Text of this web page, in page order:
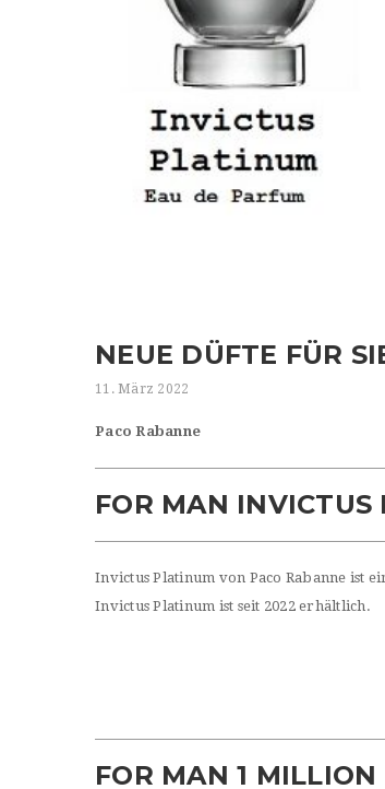
NEUE DÜFTE FÜR
11. März 2022
Paco Rabanne
FOR MAN
Invictus Platinum von Paco Rabanne ist
Invictus Platinum ist seit 2022 erhältlich.
FOR MAN 1